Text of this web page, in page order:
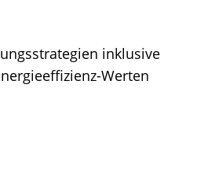
inklusive
Werten